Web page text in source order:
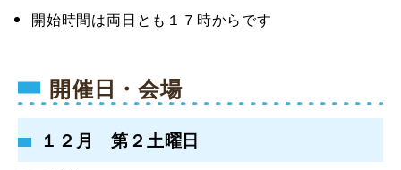
開始時間は両日とも１７時からです
開催日・会場
１２月 第２土曜日